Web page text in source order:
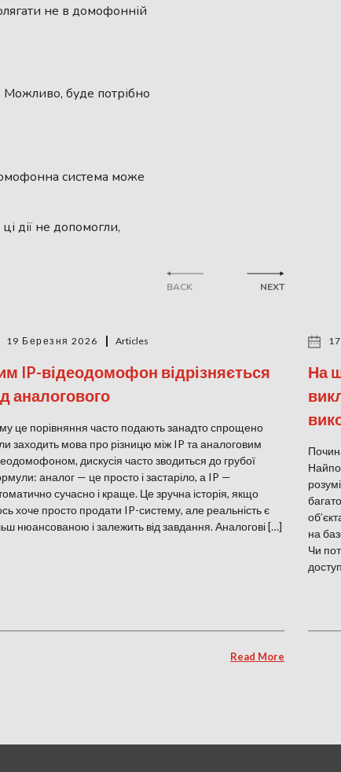
не в домофонній
Можливо, буде потрібно
система може
дії не допомогли,
BACK
19 Березня 2026 Articles
IP-відеодомофон відрізняється
аналогового
це порівняння часто подають занадто спрощено
заходить мова про різницю між IP та аналоговим
дискусія часто зводиться до грубої
аналог — це просто і застаріло, а IP —
сучасно і краще. Це зручна історія, якщо
хоче просто продати IP-систему, але реальність є
нюансованою і залежить від завдання. Аналогові […]
Read More
На
на
Чи
NEXT